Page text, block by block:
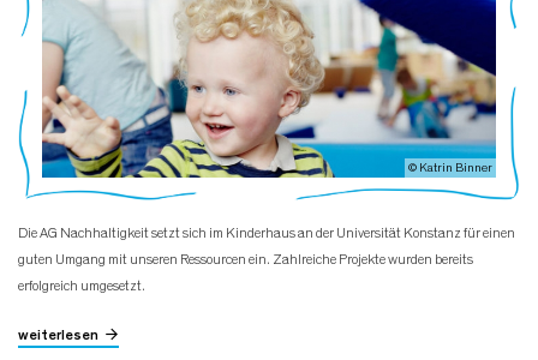
© Katrin Binner
Die AG Nachhaltigkeit setzt sich im Kinderhaus an der Universität Konstanz für einen
guten Umgang mit unseren Ressourcen ein. Zahlreiche Projekte wurden bereits
erfolgreich umgesetzt.
weiterlesen